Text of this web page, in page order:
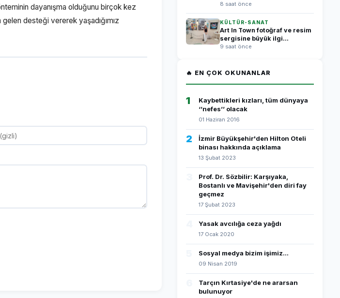
dayanışma olduğunu birçok kez
desteği vererek yaşadığımız
8 saat önce
KÜLTÜR-SANAT
Art In Town fotoğraf ve resim
sergisine büyük ilgi...
9 saat önce
🔥 EN ÇOK OKUNANLAR
1
Kaybettikleri kızları, tüm dünyaya
‘’nefes’’ olacak
01 Haziran 2016
2
İzmir Büyükşehir'den Hilton Oteli
binası hakkında açıklama
13 Şubat 2023
Prof. Dr. Sözbilir: Karşıyaka,
Bostanlı ve Mavişehir'den diri fay
geçmez
17 Şubat 2023
Yasak avcılığa ceza yağdı
17 Ocak 2020
Sosyal medya bizim işimiz...
09 Nisan 2019
Tarçın Kırtasiye'de ne ararsan
bulunuyor